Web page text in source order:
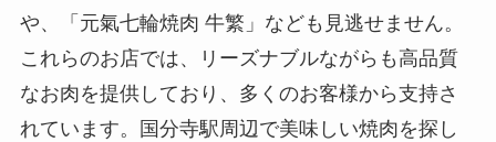
や、「元氣七輪焼肉 牛繁」なども見逃せません。
これらのお店では、リーズナブルながらも高品質
なお肉を提供しており、多くのお客様から支持さ
れています。国分寺駅周辺で美味しい焼肉を探し